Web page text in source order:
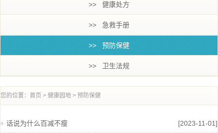
>> 健康处方
>> 急救手册
>> 预防保健
>> 卫生法规
您的位置： 首页 > 健康园地 > 预防保健
话说为什么百减不瘦 [2023-11-01]